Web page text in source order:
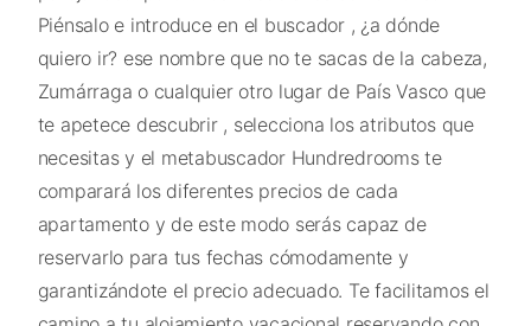
Piénsalo e introduce en el buscador , ¿a dónde
quiero ir? ese nombre que no te sacas de la cabeza,
Zumárraga o cualquier otro lugar de País Vasco que
te apetece descubrir , selecciona los atributos que
necesitas y el metabuscador Hundredrooms te
comparará los diferentes precios de cada
apartamento y de este modo serás capaz de
reservarlo para tus fechas cómodamente y
garantizándote el precio adecuado. Te facilitamos el